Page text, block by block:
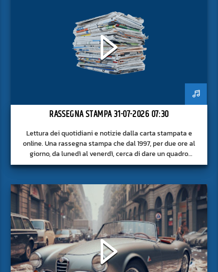
RASSEGNA STAMPA 31-07-2026 07:30
Lettura dei quotidiani e notizie dalla carta stampata e
online. Una rassegna stampa che dal 1997, per due ore al
giorno, da lunedì al venerdì, cerca di dare un quadro
approfondito delle notizie del giorno, senza fermarsi alla